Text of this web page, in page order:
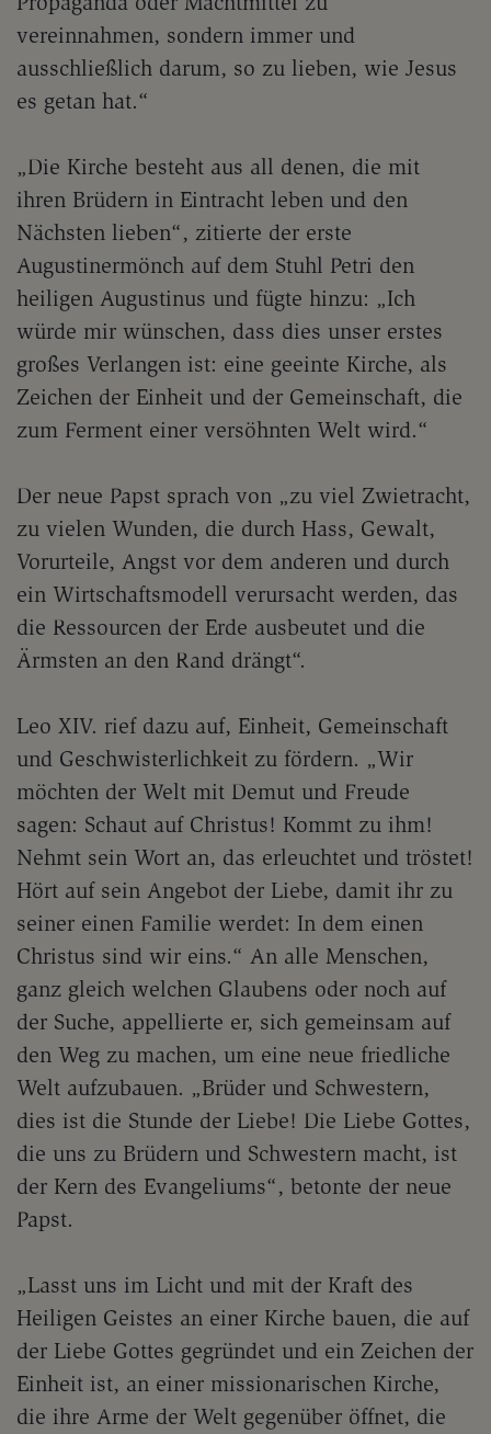
vereinnahmen, sondern immer und
ausschließlich darum, so zu lieben, wie Jesus
es getan hat.“
„Die Kirche besteht aus all denen, die mit
ihren Brüdern in Eintracht leben und den
Nächsten lieben“, zitierte der erste
Augustinermönch auf dem Stuhl Petri den
heiligen Augustinus und fügte hinzu: „Ich
würde mir wünschen, dass dies unser erstes
großes Verlangen ist: eine geeinte Kirche, als
Zeichen der Einheit und der Gemeinschaft, die
zum Ferment einer versöhnten Welt wird.“
Der neue Papst sprach von „zu viel Zwietracht,
zu vielen Wunden, die durch Hass, Gewalt,
Vorurteile, Angst vor dem anderen und durch
ein Wirtschaftsmodell verursacht werden, das
die Ressourcen der Erde ausbeutet und die
Ärmsten an den Rand drängt“.
Leo XIV. rief dazu auf, Einheit, Gemeinschaft
und Geschwisterlichkeit zu fördern. „Wir
möchten der Welt mit Demut und Freude
sagen: Schaut auf Christus! Kommt zu ihm!
Nehmt sein Wort an, das erleuchtet und tröstet!
Hört auf sein Angebot der Liebe, damit ihr zu
seiner einen Familie werdet: In dem einen
Christus sind wir eins.“ An alle Menschen,
ganz gleich welchen Glaubens oder noch auf
der Suche, appellierte er, sich gemeinsam auf
den Weg zu machen, um eine neue friedliche
Welt aufzubauen. „Brüder und Schwestern,
dies ist die Stunde der Liebe! Die Liebe Gottes,
die uns zu Brüdern und Schwestern macht, ist
der Kern des Evangeliums“, betonte der neue
Papst.
„Lasst uns im Licht und mit der Kraft des
Heiligen Geistes an einer Kirche bauen, die auf
der Liebe Gottes gegründet und ein Zeichen der
Einheit ist, an einer missionarischen Kirche,
die ihre Arme der Welt gegenüber öffnet, die